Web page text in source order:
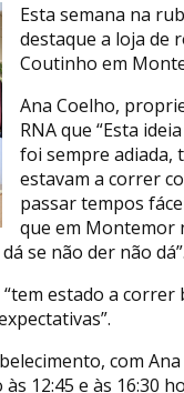
Esta semana na
destaque a loja de
Coutinho em
Ana Coelho,
RNA que “Esta
foi sempre adiada,
estavam a correr
passar tempos
que em Montemor
se não der não dá”.
estado a
com
12:45 e às 16:30